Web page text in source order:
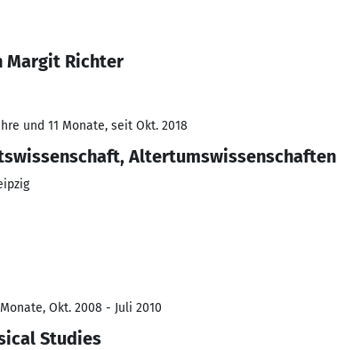
Margit Richter
und 11 Monate, seit Okt. 2018
Altertumswissenschaften
Okt. 2008 - Juli 2010
Studies